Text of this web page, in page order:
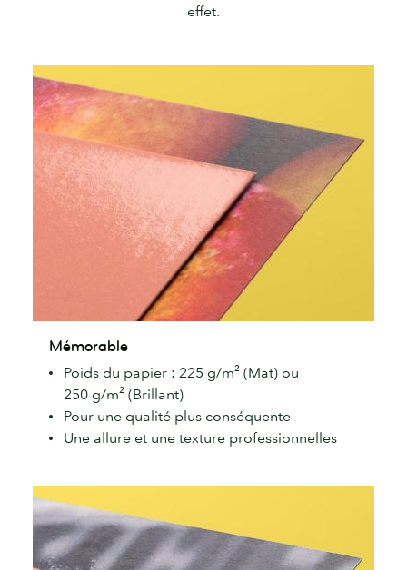
effet.
Mémorable
Poids du papier : 225 g/m² (Mat) ou
250 g/m² (Brillant)
Pour une qualité plus conséquente
Une allure et une texture professionnelles